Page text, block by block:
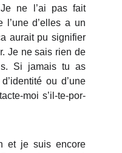
ne l’ai pas fait
l’une d’elles a un
aurait pu signifier
Je ne sais rien de
Si jamais tu as
ou d’une
moi s’il-te-por-
et je suis encore